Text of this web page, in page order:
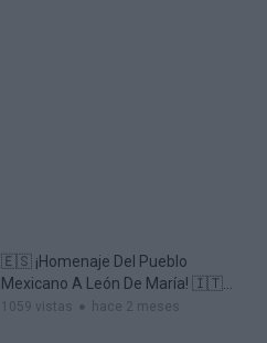
🇪🇸 ¡Homenaje Del Pueblo
Mexicano A León De María! 🇮🇹
Omaggio Del Popolo Messicano A
1059 vistas hace 2 meses